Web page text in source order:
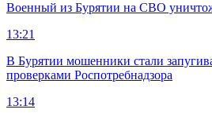
Военный из Бурятии на СВО
13:21
В Бурятии мошенники стали
проверками Роспотребнадзора
13:14